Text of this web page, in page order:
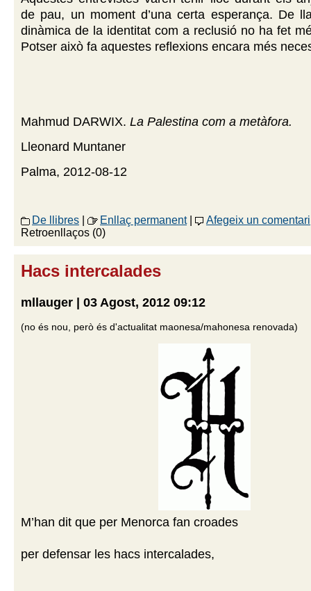
de pau, un moment d’una certa esperança. De
dinàmica de la identitat com a reclusió no ha fet
Potser això fa aquestes reflexions encara més
Mahmud DARWIX. La Palestina com a metàfora.
Lleonard Muntaner
Palma, 2012-08-12
De llibres Enllaç permanent| Afegeix un comentari
Retroenllaços (0)
Hacs intercalades
mllauger | 03 Agost, 2012 09:12
(no és nou, però és d'actualitat maonesa/mahonesa renovada)
M’han dit que per Menorca fan croades
per defensar les hacs intercalades,